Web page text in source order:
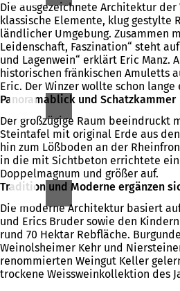
Die ausgezeichnete Architektur
klassische Elemente, klug gestylte
ländlicher Umgebung. Zusammen
Leidenschaft, Faszination“ steht
und Lagenwein“ erklärt Eric Manz.
historischen fränkischen Amuletts
Eric. Der Winzer wollte schon
Panoramablick und Schatzkammer
Der großzügige Raum beeindruckt
Steintafel mit original Erde aus
hin zum Lößboden an der
in die mit Sichtbeton errichtete
Doppelmagnum und größer auf.
Tradition und Moderne ergänzen
Die moderne Architektur basiert
und Erics Bruder sowie den
rund 70 Hektar Rebfläche.
Weinolsheimer Kehr und
renommierten Weingut Keller
trockene Weissweinkollektion des